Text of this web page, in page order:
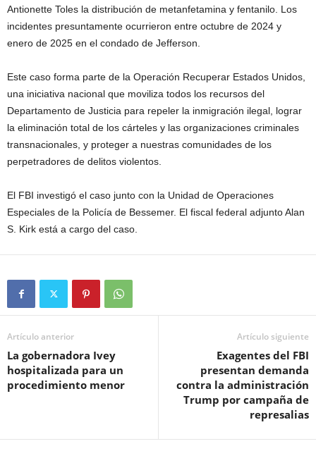
Antionette Toles la distribución de metanfetamina y fentanilo. Los
incidentes presuntamente ocurrieron entre octubre de 2024 y
enero de 2025 en el condado de Jefferson.
Este caso forma parte de la Operación Recuperar Estados Unidos,
una iniciativa nacional que moviliza todos los recursos del
Departamento de Justicia para repeler la inmigración ilegal, lograr
la eliminación total de los cárteles y las organizaciones criminales
transnacionales, y proteger a nuestras comunidades de los
perpetradores de delitos violentos.
El FBI investigó el caso junto con la Unidad de Operaciones
Especiales de la Policía de Bessemer. El fiscal federal adjunto Alan
S. Kirk está a cargo del caso.
Artículo anterior
La gobernadora Ivey
hospitalizada para un
procedimiento menor
Artículo siguiente
Exagentes del FBI
presentan demanda
contra la administración
Trump por campaña de
represalias